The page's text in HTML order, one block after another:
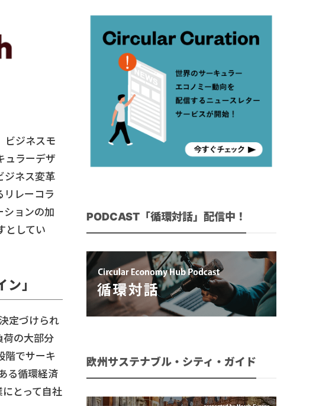
ビジネスモ
ュラーデザ
ジネス変革
リレーコラ
ションの加
としてい
」
定づけられ
荷の大部分
階でサーキ
る循環経済
とって自社
PODCAST「循環対話」配信中！
欧州サステナブル・シティ・ガイド